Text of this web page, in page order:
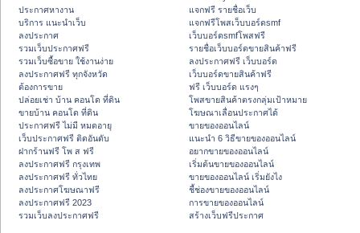
ประกาศหางาน
บริการ แนะนำเว็บ
ลงประกาศ
รวมเว็บประกาศฟรี
รวมเว็บซื้อขาย ใช้งานง่าย
ลงประกาศฟรี ทุกจังหวัด
ต้องการขาย
ปล่อยเช่า บ้าน คอนโด ที่ดิน
ขายบ้าน คอนโด ที่ดิน
ประกาศฟรี ไม่มี หมดอายุ
เว็บประกาศฟรี ติดอันดับ
ฝากร้านฟรี โพ ส ฟรี
ลงประกาศฟรี กรุงเทพ
ลงประกาศฟรี ทั่วไทย
ลงประกาศโฆษณาฟรี
ลงประกาศฟรี 2023
รวมเว็บลงประกาศฟรี
แจกฟรี รายชื่อเว็บ
แจกฟรีโพสเว็บบอร์ดsmf
เว็บบอร์ดsmfโพสฟรี
รายชื่อเว็บบอร์ดขายสินค้าฟรี
ลงประกาศฟรี เว็บบอร์ด
เว็บบอร์ดขายสินค้าฟรี
ฟรี เว็บบอร์ด แรงๆ
โพสขายสินค้าตรงกลุ่มเป้าหมาย
โฆษณาเลื่อนประกาศได้
ขายของออนไลน์
แนะนำ 6 วิธีขายของออนไลน์
อยากขายของออนไลน์
เริ่มต้นขายของออนไลน์
ขายของออนไลน์ เริ่มยังไง
ชี้ช่องขายของออนไลน์
การขายของออนไลน์
สร้างเว็บฟรีประกาศ